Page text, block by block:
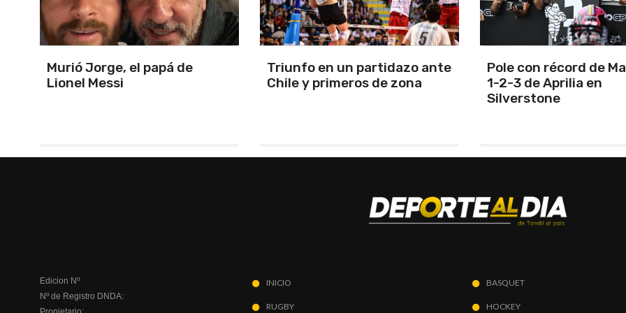
Triunfo en un partidazo ante
Chile y primeros de zona
Pole con récord de Martín y
1-2-3 de Aprilia en
Se reanuda el torneo,
y Uncas protagonizan
choque tandilense y
Edicion Nº
Nº de Registro DNDA:
INICIO
RUGBY
BASQUET
HOCKEY